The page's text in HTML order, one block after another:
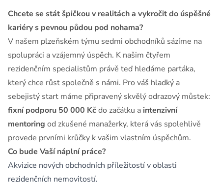
Chcete se stát špičkou v realitách a vykročit do úspěšné
kariéry s pevnou půdou pod nohama?
V našem plzeňském týmu sedmi obchodníků sázíme na
spolupráci a vzájemný úspěch. K našim čtyřem
rezidenčním specialistům právě teď hledáme parťáka,
který chce růst společně s námi. Pro váš hladký a
sebejistý start máme připravený skvělý odrazový můstek:
fixní podporu 50 000 Kč do začátku a intenzivní
mentoring od zkušené manažerky, která vás spolehlivě
provede prvními krůčky k vašim vlastním úspěchům.
Co bude Vaší náplní práce?
Akvizice nových obchodních příležitostí v oblasti
rezidenčních nemovitostí.